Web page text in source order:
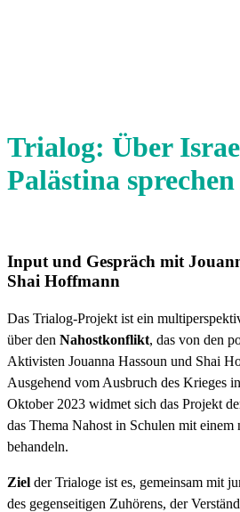
Trialog: Über
Palästina sprechen
Input und Gespräch mit
Shai Hoffmann
Das Trialog-Projekt ist ein
über den Nahostkonflikt, das von den
Aktivisten Jouanna Hassoun und Shai
Ausgehend vom Ausbruch des Krieges
Oktober 2023 widmet sich das Projekt
das Thema Nahost in Schulen mit einem
behandeln.
Ziel der Trialoge ist es, gemeinsam mit
des gegenseitigen Zuhörens, der